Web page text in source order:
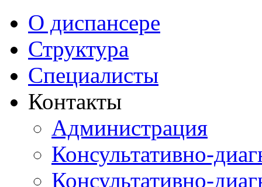
О диспансере
Структура
Специалисты
Контакты
Администрация
Консультативно-
Консультативно-